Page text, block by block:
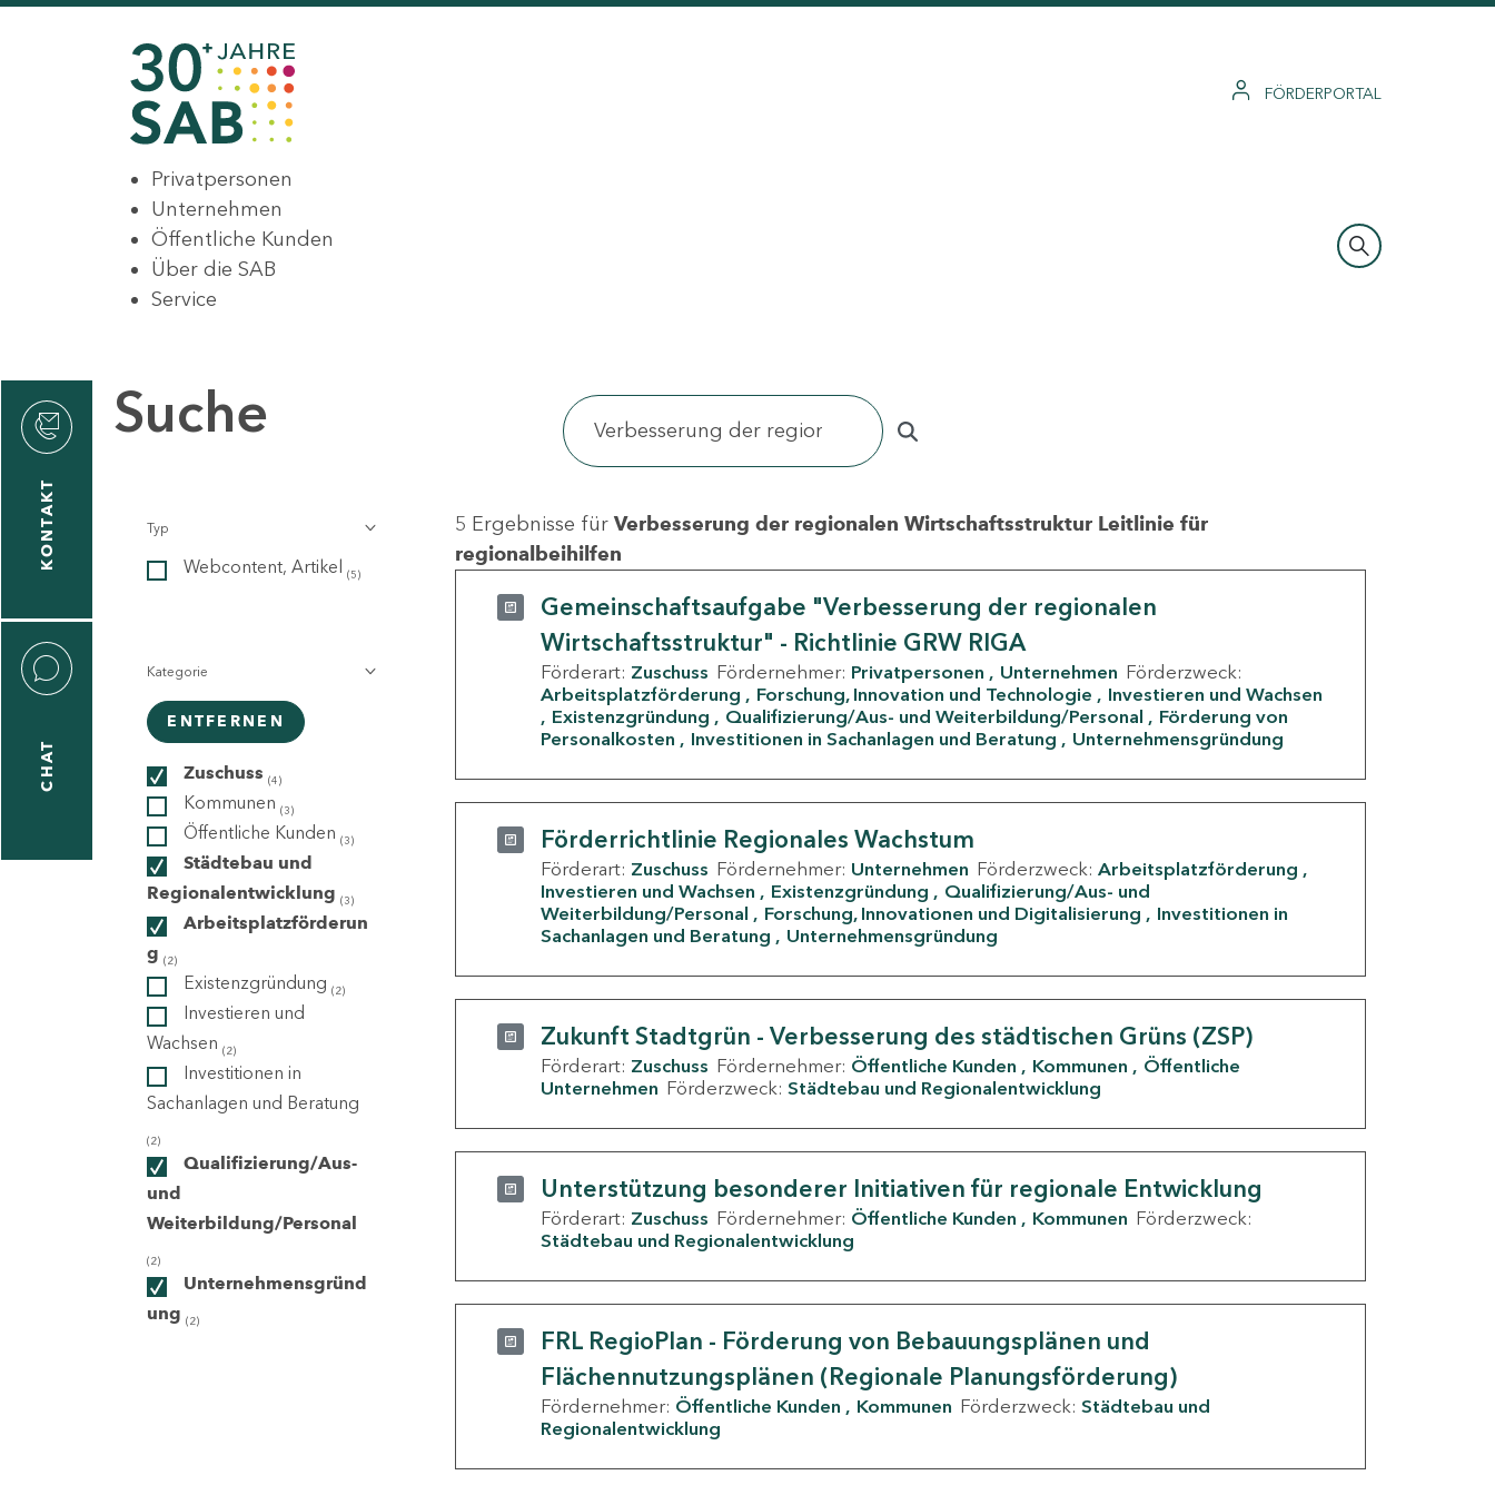
FÖRDERPORTAL
Privatpersonen
Unternehmen
Öffentliche Kunden
Über die SAB
Service
KONTAKT
CHAT
Suche
Typ
Webcontent, Artikel (5)
Kategorie
ENTFERNEN
Zuschuss (4)
Kommunen (3)
Öffentliche Kunden (3)
Städtebau und
Regionalentwicklung (3)
Arbeitsplatzförderun
g (2)
Existenzgründung (2)
Investieren und
Wachsen (2)
Investitionen in
Sachanlagen und Beratung
(2)
Qualifizierung/Aus-
und
Weiterbildung/Personal
(2)
Unternehmensgründ
ung (2)
5 Ergebnisse für Verbesserung der regionalen Wirtschaftsstruktur Leitlinie für
regionalbeihilfen
Gemeinschaftsaufgabe "Verbesserung der regionalen
Wirtschaftsstruktur" - Richtlinie GRW RIGA
Förderart: Zuschuss Fördernehmer: Privatpersonen Unternehmen Förderzweck:
Arbeitsplatzförderung
Forschung, Innovation und Technologie
Investieren und Wachsen
Existenzgründung
Qualifizierung/Aus- und Weiterbildung/Personal
Förderung von
Personalkosten
Investitionen in Sachanlagen und Beratung Unternehmensgründung
Förderrichtlinie Regionales Wachstum
Förderart: Zuschuss Fördernehmer: Unternehmen Förderzweck: Arbeitsplatzförderung
Investieren und Wachsen
Existenzgründung
Qualifizierung/Aus- und
Weiterbildung/Personal
Forschung, Innovationen und Digitalisierung
Investitionen in
Sachanlagen und Beratung
Unternehmensgründung
Zukunft Stadtgrün - Verbesserung des städtischen Grüns (ZSP)
Förderart: Zuschuss Fördernehmer: Öffentliche Kunden Kommunen
Öffentliche
Unternehmen Förderzweck: Städtebau und Regionalentwicklung
Unterstützung besonderer Initiativen für regionale Entwicklung
Förderart: Zuschuss Fördernehmer: Öffentliche Kunden Kommunen Förderzweck:
Städtebau und Regionalentwicklung
FRL RegioPlan - Förderung von Bebauungsplänen und
Flächennutzungsplänen (Regionale Planungsförderung)
Fördernehmer: Öffentliche Kunden Kommunen Förderzweck: Städtebau und
Regionalentwicklung